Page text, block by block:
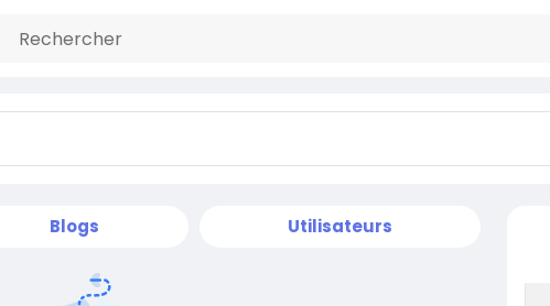
Blogs Utilisateurs